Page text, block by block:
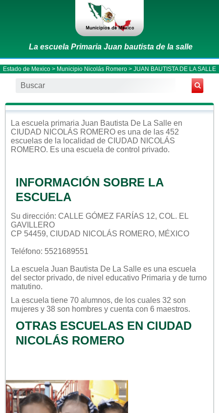
La escuela Primaria Juan bautista de la salle
Estado de Mexico > Municipio Nicolás Romero > JUAN BAUTISTA DE LA SALLE
La escuela primaria Juan Bautista De La Salle en
CIUDAD NICOLÁS ROMERO es una de las 452
escuelas de la localidad de CIUDAD NICOLÁS
ROMERO. Es una escuela de control privado.
INFORMACIÓN SOBRE LA
ESCUELA
Su dirección: CALLE GÓMEZ FARÍAS 12, COL. EL
GAVILLERO
CP 54459, CIUDAD NICOLÁS ROMERO, MÉXICO
Teléfono: 5521689551
La escuela Juan Bautista De La Salle es una escuela
del sector privado, de nivel educativo Primaria y de turno
matutino.
La escuela tiene 70 alumnos, de los cuales 32 son
mujeres y 38 son hombres y cuenta con 6 maestros.
OTRAS ESCUELAS EN CIUDAD
NICOLÁS ROMERO